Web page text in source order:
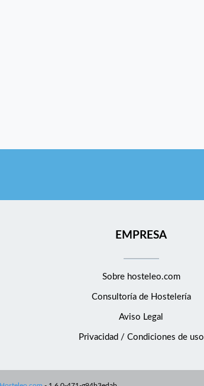
EMPRESA
Sobre hosteleo.com
Consultoría de Hostelería
Aviso Legal
Privacidad / Condiciones de uso